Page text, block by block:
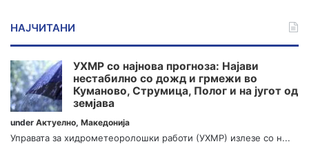
НАЈЧИТАНИ
УХМР со најнова прогноза: Најави
нестабилно со дожд и грмежи во
Куманово, Струмица, Полог и на југот од
земјава
under Актуелно, Македонија
Управата за хидрометеоролошки работи (УХМР) излезе со н...